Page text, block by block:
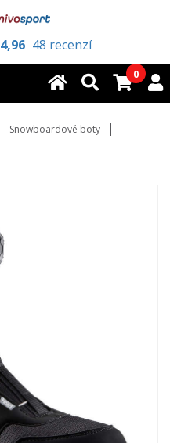
4,96 48 recenzí
0
Snowboardové boty